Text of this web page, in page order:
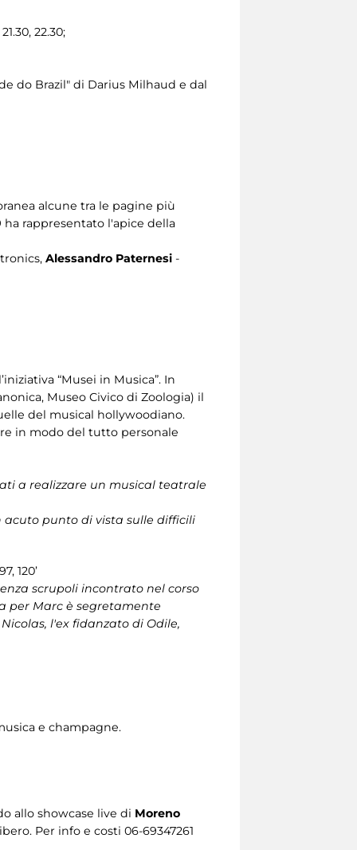
22.30;
do Brazil" di Darius Milhaud e dal
alcune tra le pagine più
rappresentato l'apice della
Alessandro Paternesi -
“Musei in Musica”. In
Museo Civico di Zoologia) il
del musical hollywoodiano.
in modo del tutto personale
a realizzare un musical teatrale
punto di vista sulle difficili
120’
scrupoli incontrato nel corso
per Marc è segretamente
l'ex fidanzato di Odile,
e champagne.
allo showcase live di Moreno
Per info e costi 06-69347261